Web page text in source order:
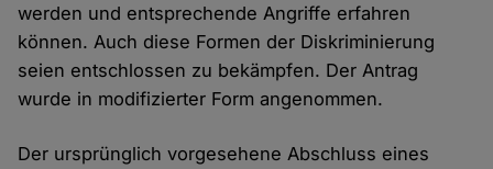
werden und entsprechende Angriffe erfahren
können. Auch diese Formen der Diskriminierung
seien entschlossen zu bekämpfen. Der Antrag
wurde in modifizierter Form angenommen.
Der ursprünglich vorgesehene Abschluss eines